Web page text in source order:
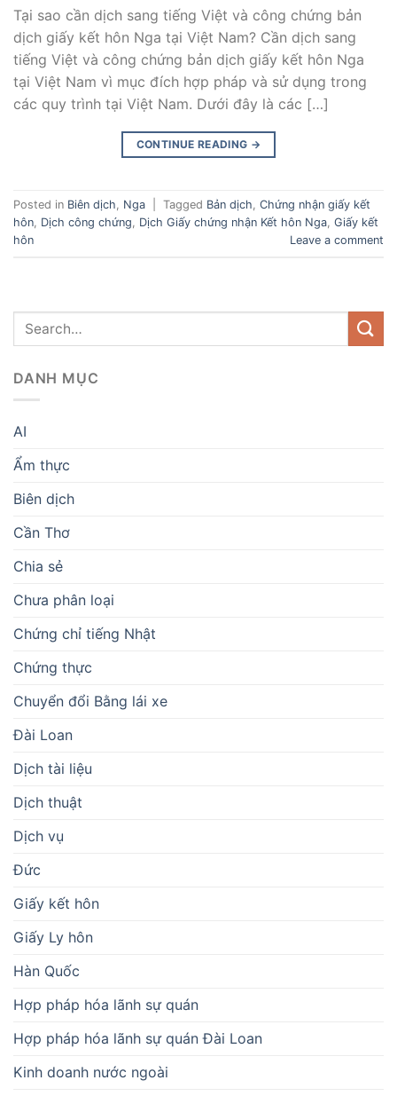
Tại sao cần dịch sang tiếng Việt và công chứng bản
dịch giấy kết hôn Nga tại Việt Nam? Cần dịch sang
tiếng Việt và công chứng bản dịch giấy kết hôn Nga
tại Việt Nam vì mục đích hợp pháp và sử dụng trong
các quy trình tại Việt Nam. Dưới đây là các […]
CONTINUE READING →
Posted in Biên dịch, Nga Tagged Bản dịch, Chứng nhận giấy kết
hôn, Dịch công chứng, Dịch Giấy chứng nhận Kết hôn Nga, Giấy kết
hôn
Leave a comment
DANH MỤC
AI
Ẩm thực
Biên dịch
Cần Thơ
Chia sẻ
Chưa phân loại
Chứng chỉ tiếng Nhật
Chứng thực
Chuyển đổi Bằng lái xe
Đài Loan
Dịch tài liệu
Dịch thuật
Dịch vụ
Đức
Giấy kết hôn
Giấy Ly hôn
Hàn Quốc
Hợp pháp hóa lãnh sự quán
Hợp pháp hóa lãnh sự quán Đài Loan
Kinh doanh nước ngoài